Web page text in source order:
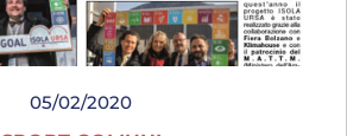
05/02/2020